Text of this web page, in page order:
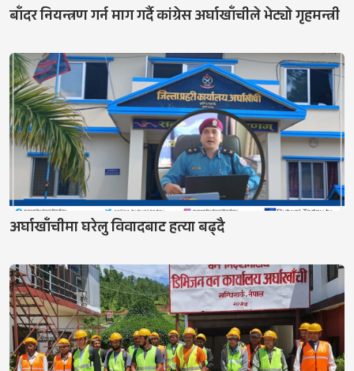
बाँदर नियन्त्रण गर्न माग गर्दै कांग्रेस अर्घाखाँचीले भेट्याे गृहमन्त्री
अर्घाखाँचीमा घरेलु विवादबाट हत्या बढ्दै